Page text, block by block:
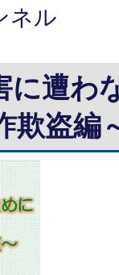
ネル
に遭
欺盗編